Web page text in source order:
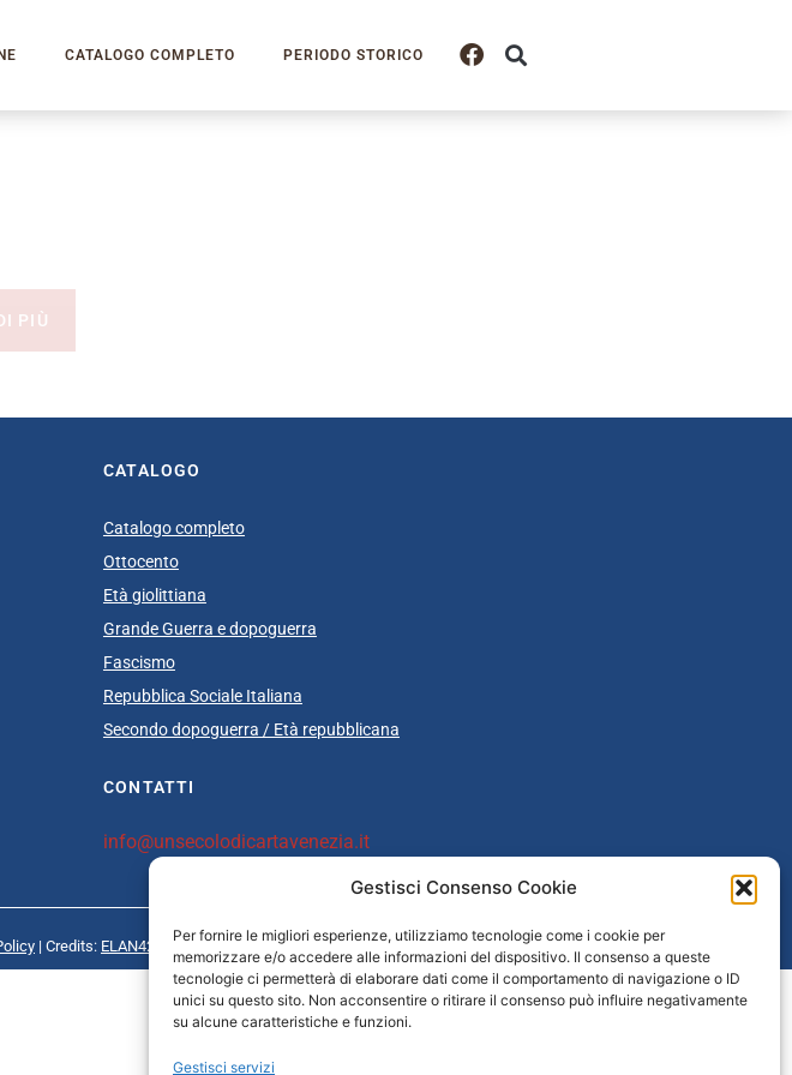
Gestisci Consenso Cookie
Per fornire le migliori esperienze, utilizziamo tecnologie come i cookie per
memorizzare e/o accedere alle informazioni del dispositivo. Il consenso a queste
tecnologie ci permetterà di elaborare dati come il comportamento di navigazione o ID
unici su questo sito. Non acconsentire o ritirare il consenso può influire negativamente
su alcune caratteristiche e funzioni.
Gestisci servizi
CATALOGO COMPLETO PERIODO STORICO
PIÙ
CATALOGO
Catalogo completo
Ottocento
Età giolittiana
Grande Guerra e dopoguerra
Fascismo
Repubblica Sociale Italiana
Secondo dopoguerra / Età repubblicana
CONTATTI
info@unsecolodicartavenezia.it
| Credits: ELAN42 Web + Comunicazione